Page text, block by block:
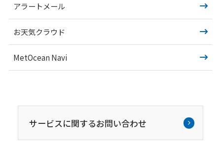
アラートメール
お天気クラウド
MetOcean Navi
サービスに関するお問い合わせ